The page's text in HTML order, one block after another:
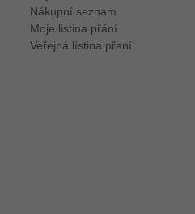
Nákupní seznam
Moje listina přání
Veřejná lístina přaní